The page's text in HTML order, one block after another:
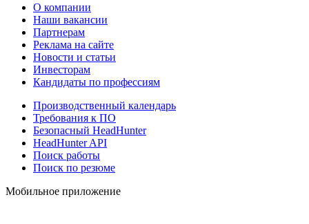
О компании
Наши вакансии
Партнерам
Реклама на сайте
Новости и статьи
Инвесторам
Кандидаты по профессиям
Производственный календарь
Требования к ПО
Безопасный HeadHunter
HeadHunter API
Поиск работы
Поиск по резюме
Мобильное приложение